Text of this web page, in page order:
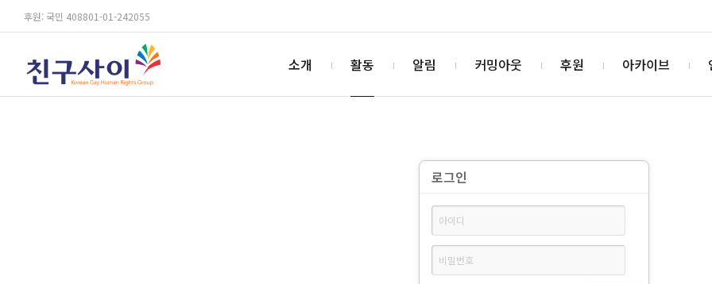
후원: 국민 408801-01-242055
소개 활동 알림 커밍아웃 후원 아카이브
로그인